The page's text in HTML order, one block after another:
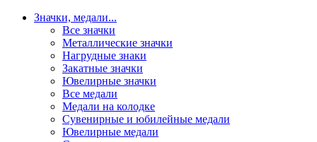
Значки, медали...
Все значки
Металлические значки
Нагрудные знаки
Закатные значки
Ювелирные значки
Все медали
Медали на колодке
Сувенирные и юбилейные медали
Ювелирные медали